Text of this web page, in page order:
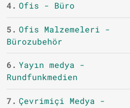
4. Ofis - Büro
5. Ofis Malzemeleri -
Bürozubehör
6. Yayın medya -
Rundfunkmedien
7. Çevrimiçi Medya -